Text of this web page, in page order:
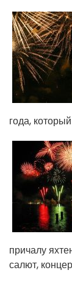
года,
причалу
салют,